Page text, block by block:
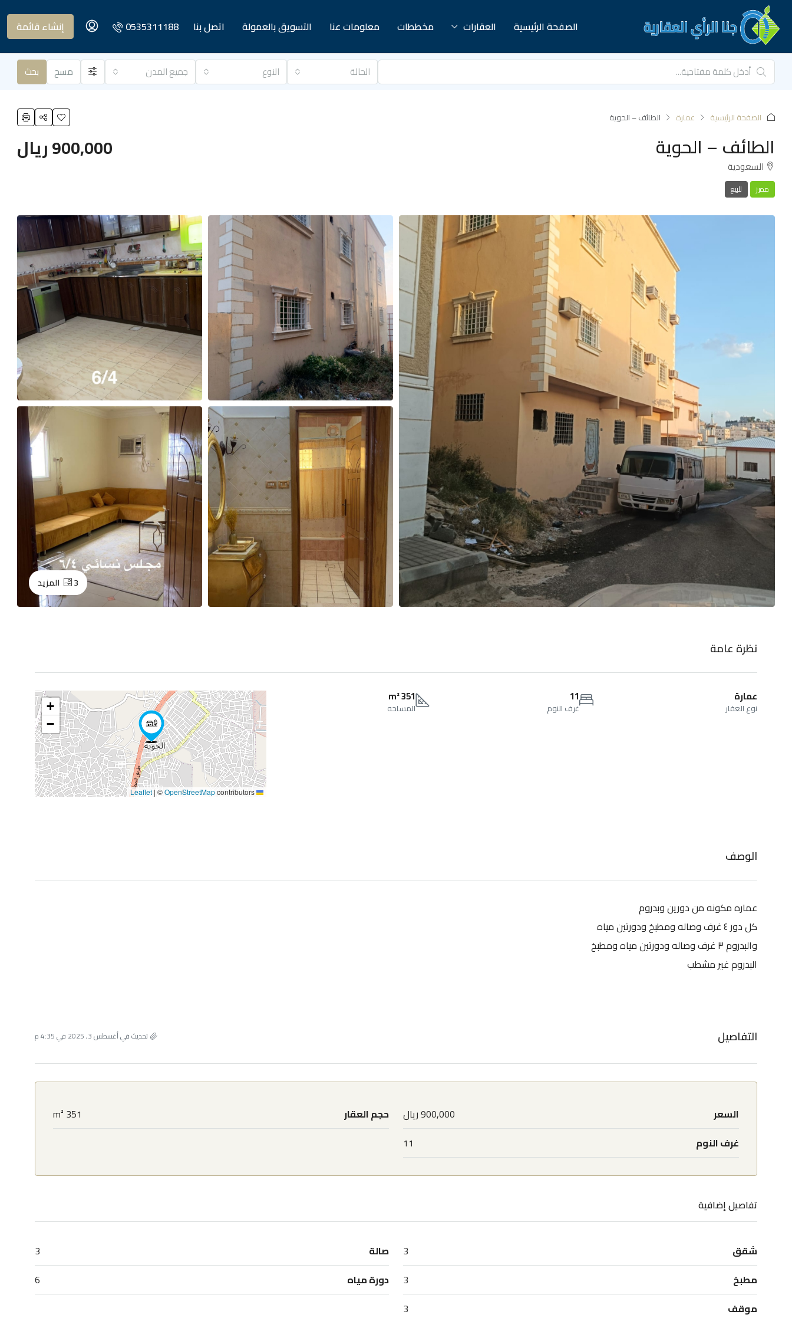
الصفحة الرئيسية العقارات مخططات معلومات عنا التسويق بالعمولة اتصل بنا 0535311188 إنشاء قائمة
الحالة النوع جميع المدن مسح بحث
الصفحة الرئيسية عمارة الطائف – الحوية
الطائف – الحوية
السعودية
مميز للبيع
900,000 ريال
3 المزيد
نظرة عامة
عمارة
نوع العقار
11
غرف النوم
351 m²
المساحه
+
−
Leaflet
| ©OpenStreetMapcontributors
الوصف
عماره مكونه من دورين وبدروم
كل دور ٤ غرف وصاله ومطبخ ودورتين مياه
والبدروم ٣ غرف وصاله ودورتين مياه ومطبخ
البدروم غير مشطب
التفاصيل تحديث في أغسطس 3, 2025 في 4:35 م
السعر 900,000 ريال حجم العقار
351 m²
غرف النوم
11
تفاصيل إضافية
شقق 3 صالة
3
مطبخ
3 دورة مياه
6
موقف
3